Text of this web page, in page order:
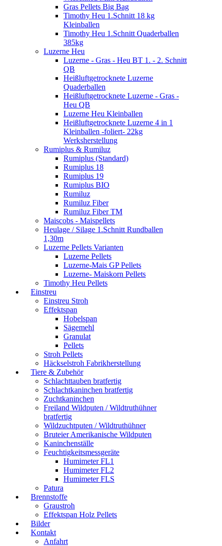
Gras Pellets Big Bag
Timothy Heu 1.Schnitt 18 kg
Kleinballen
Timothy Heu 1.Schnitt Quaderballen
385kg
Luzerne Heu
Luzerne - Gras - Heu BT 1. - 2. Schnitt
QB
Heißluftgetrocknete Luzerne
Quaderballen
Heißluftgetrocknete Luzerne - Gras -
Heu QB
Luzerne Heu Kleinballen
Heißluftgetrocknete Luzerne 4 in 1
Kleinballen -foliert- 22kg
Werksherstellung
Rumiplus & Rumiluz
Rumiplus (Standard)
Rumiplus 18
Rumiplus 19
Rumiplus BIO
Rumiluz
Rumiluz Fiber
Rumiluz Fiber TM
Maiscobs - Maispellets
Heulage / Silage 1.Schnitt Rundballen
1,30m
Luzerne Pellets Varianten
Luzerne Pellets
Luzerne-Mais GP Pellets
Luzerne- Maiskorn Pellets
Timothy Heu Pellets
Einstreu
Einstreu Stroh
Effektspan
Hobelspan
Sägemehl
Granulat
Pellets
Stroh Pellets
Häckselstroh Fabrikherstellung
Tiere & Zubehör
Schlachttauben bratfertig
Schlachtkaninchen bratfertig
Zuchtkaninchen
Freiland Wildputen / Wildtruthühner
bratfertig
Wildzuchtputen / Wildtruthühner
Bruteier Amerikanische Wildputen
Kaninchenställe
Feuchtigkeitsmessgeräte
Humimeter FL1
Humimeter FL2
Humimeter FLS
Patura
Brennstoffe
Graustroh
Effektspan Holz Pellets
Bilder
Kontakt
Anfahrt